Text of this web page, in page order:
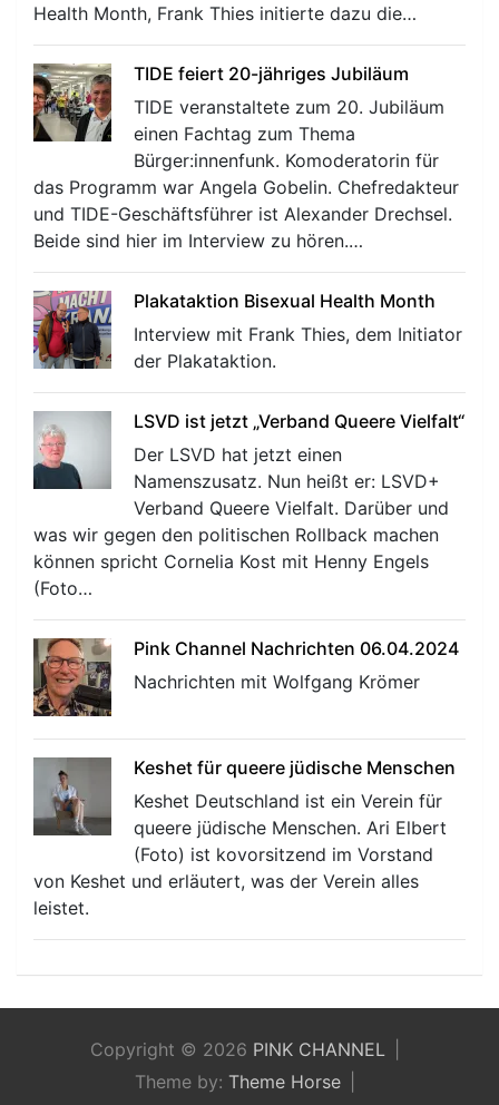
Health Month, Frank Thies initierte dazu die…
TIDE feiert 20-jähriges Jubiläum
TIDE veranstaltete zum 20. Jubiläum
einen Fachtag zum Thema
Bürger:innenfunk. Komoderatorin für
das Programm war Angela Gobelin. Chefredakteur
und TIDE-Geschäftsführer ist Alexander Drechsel.
Beide sind hier im Interview zu hören.…
Plakataktion Bisexual Health Month
Interview mit Frank Thies, dem Initiator
der Plakataktion.
LSVD ist jetzt „Verband Queere Vielfalt“
Der LSVD hat jetzt einen
Namenszusatz. Nun heißt er: LSVD+
Verband Queere Vielfalt. Darüber und
was wir gegen den politischen Rollback machen
können spricht Cornelia Kost mit Henny Engels
(Foto…
Pink Channel Nachrichten 06.04.2024
Nachrichten mit Wolfgang Krömer
Keshet für queere jüdische Menschen
Keshet Deutschland ist ein Verein für
queere jüdische Menschen. Ari Elbert
(Foto) ist kovorsitzend im Vorstand
von Keshet und erläutert, was der Verein alles
leistet.
Copyright © 2026 PINK CHANNEL
Theme by: Theme Horse